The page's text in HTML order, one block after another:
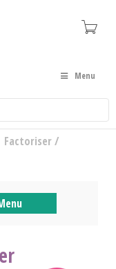
Menu
Factoriser /